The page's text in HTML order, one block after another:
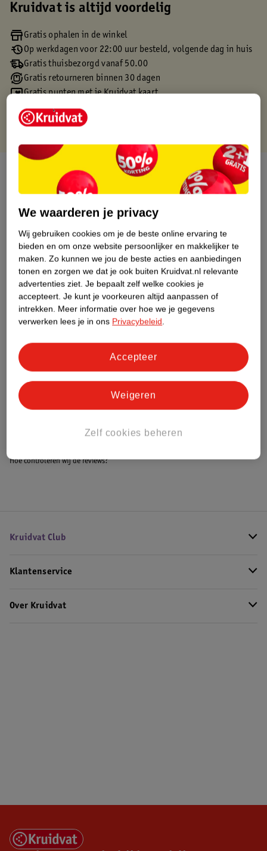
Kruidvat is altijd voordelig
Gratis ophalen in de winkel
Op werkdagen voor 22:00 uur besteld, volgende dag in huis
Gratis thuisbezorgd vanaf 50.00
Gratis retourneren binnen 30 dagen
Gratis punten met je Kruidvat kaart
Over dit product
Etiketinformatie
Nature Impact Score
Dit product heeft (nog) geen Nature
Impact Score.
Meer informatie
Bestel & Bezorginformatie
Bekijk ook
Alle Damesparfum
Hoe controleren wij de reviews?
Kruidvat Club
Klantenservice
Over Kruidvat
We waarderen je privacy
Wij gebruiken cookies om je de beste online ervaring te
bieden en om onze website persoonlijker en makkelijker te
maken. Zo kunnen we jou de beste acties en aanbiedingen
tonen en zorgen we dat je ook buiten Kruidvat.nl relevante
advertenties ziet. Je bepaalt zelf welke cookies je
accepteert. Je kunt je voorkeuren altijd aanpassen of
intrekken. Meer informatie over hoe we je gegevens
verwerken lees je in ons Privacybeleid.
Zelf cookies beheren
Weigeren
Accepteer